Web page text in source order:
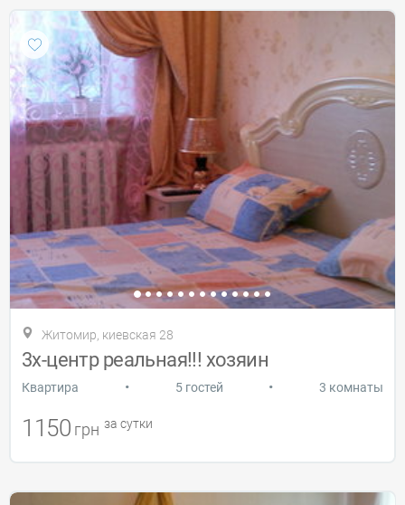
Житомир, киевская 28
3х-центр реальная!!! хозяин
Квартира • 5 гостей • 3 комнаты
1150 грн за сутки